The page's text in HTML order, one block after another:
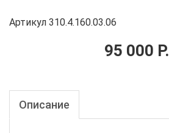
Артикул 310.4.160.03.06
95 000 Р.
Описание